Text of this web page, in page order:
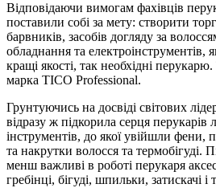
Відповідаючи вимогам фахівців
поставили собі за мету: створити
барвників, засобів догляду за
обладнання та електроінструментів,
кращі якості, так необхідні
марка TICO Professional.
Грунтуючись на досвіді світових
відразу ж підкорила серця перукарів
інструментів, до якої увійшли
та накрутки волосся та термобігуді.
менш важливі в роботі перукаря
гребінці, бігуді, шпильки, затискачі і